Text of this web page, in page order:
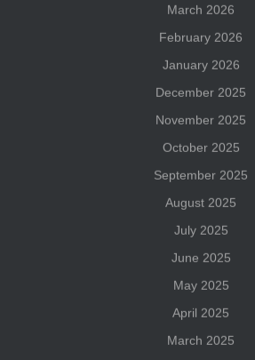
March 2026
February 2026
January 2026
December 2025
November 2025
October 2025
September 2025
August 2025
July 2025
June 2025
May 2025
April 2025
March 2025